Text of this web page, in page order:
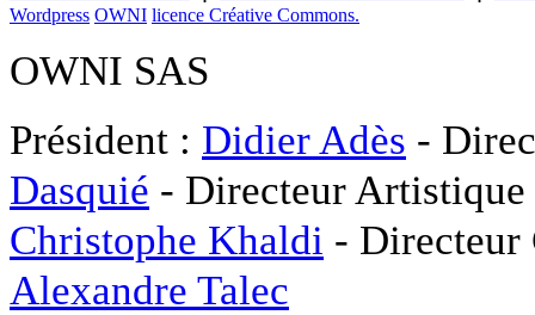
Wordpress OWNI licence Créative Commons.
OWNI SAS
Président : Didier Adès -
Dasquié - Directeur
Christophe Khaldi -
Alexandre Talec